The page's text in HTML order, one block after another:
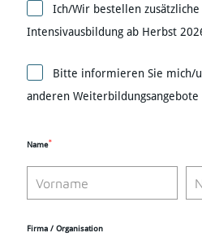
Ich/Wir bestellen
Intensivausbildung ab Herbst
Bitte informieren Sie mich/
anderen Weiterbildungsangebote
Name*
Firma / Organisation